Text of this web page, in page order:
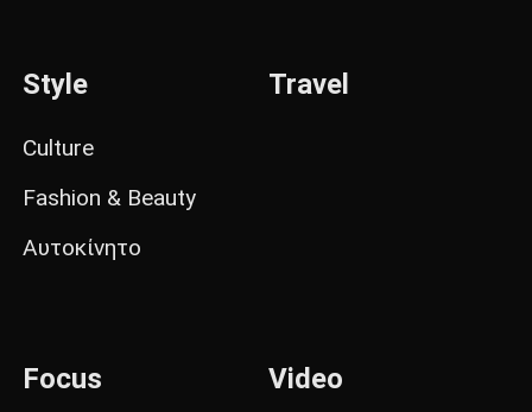
Style
Culture
Fashion & Beauty
Αυτοκίνητο
Travel
Focus Video